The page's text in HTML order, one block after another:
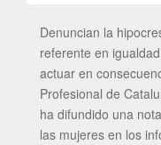
Denuncian la
referente en
actuar en
Profesional de
ha difundido una
las mujeres en los